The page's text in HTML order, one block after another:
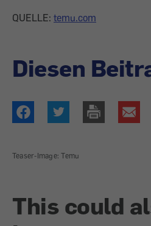
QUELLE: temu.com
Diesen
Teaser-Image: Temu
This could